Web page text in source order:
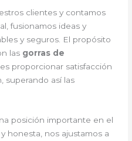
clientes y contamos
fusionamos ideas y
y seguros. El propósito
las gorras de
proporcionar satisfacción
superando así las
posición importante en el
honesta, nos ajustamos a